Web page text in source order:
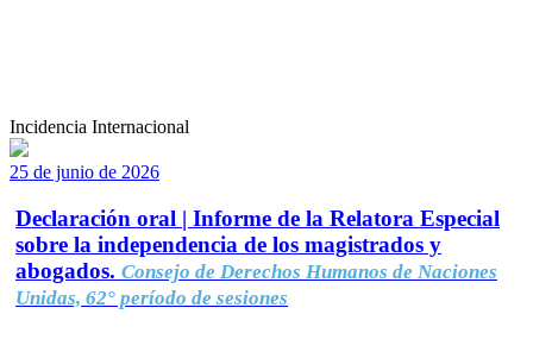
Incidencia Internacional
25 de junio de 2026
Declaración oral | Informe de la Relatora Especial
sobre la independencia de los magistrados y
abogados. Consejo de Derechos Humanos de Naciones
Unidas, 62° período de sesiones